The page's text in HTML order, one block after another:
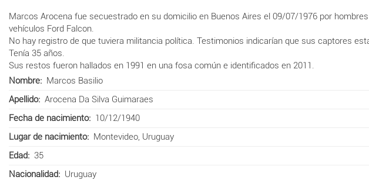
Marcos Arocena fue secuestrado en su domicilio en Buenos Aires el 09/07/1976 por
vehículos Ford Falcon.
No hay registro de que tuviera militancia política. Testimonios indicarían que sus captores
Tenía 35 años.
Sus restos fueron hallados en 1991 en una fosa común e identificados en 2011.
Nombre
Marcos Basilio
Apellido
Arocena Da Silva Guimaraes
Fecha de nacimiento
10/12/1940
Lugar de nacimiento
Montevideo, Uruguay
Edad
35
Nacionalidad
Uruguay